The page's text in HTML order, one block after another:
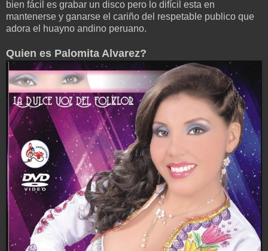
bien fácil es grabar un disco pero lo difícil esta en
mantenerse y ganarse el cariño del respetable publico que
adora el huayno andino peruano.
Quien es Palomita Alvarez?